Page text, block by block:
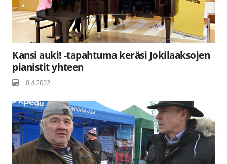
Kansi auki! -tapahtuma keräsi Jokilaaksojen
pianistit yhteen
8.4.2022